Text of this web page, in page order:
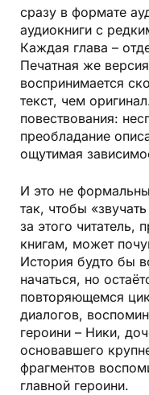
сразу в формате
аудиокниги с
Каждая глава –
Печатная же
воспринимается
текст, чем
повествования:
преобладание
ощутимая
И это не
так, чтобы
за этого
книгам, может
История будто бы
начаться, но
повторяющемся
диалогов,
героини – Ники,
основавшего
фрагментов
главной героини.